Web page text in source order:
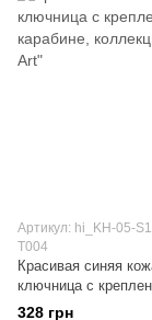
Артикул: hi_KH-05-
T004
Красивая синяя
ключница с
карабине,
328 грн